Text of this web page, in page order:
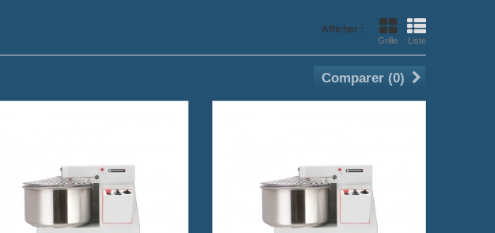
Afficher :
Grille Liste
Comparer (0)